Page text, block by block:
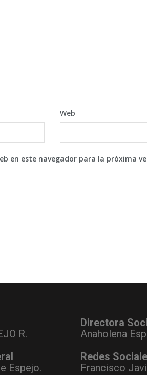
Web
en este navegador para la próxima
R.
Espejo.
Directora
Anaholena
Redes
Francisco